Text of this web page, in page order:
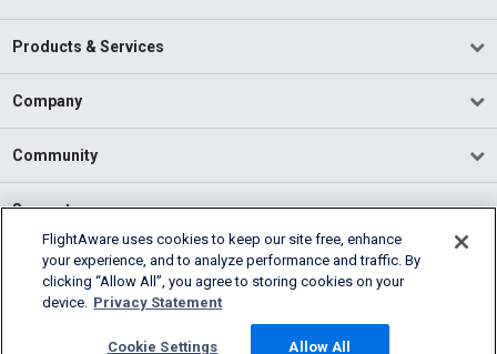
Products & Services
Company
Community
Support
English (USA)
2026 FlightAware
Cookie Settings
FlightAware uses cookies to keep our site free, enhance
your experience, and to analyze performance and traffic. By
clicking “Allow All”, you agree to storing cookies on your
device. Privacy Statement
Cookie Settings Allow All